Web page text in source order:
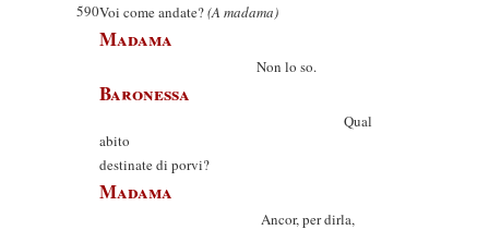
590Voi come andate?(A madama)
Madama
Non lo so.
Baronessa
Qual
abito
destinate di porvi?
Madama
Ancor, per dirla,